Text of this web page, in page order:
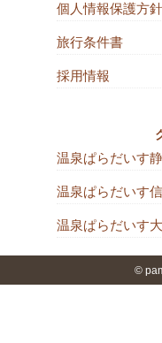
個人情報保護方針
旅行条件書
採用情報
温泉ぱらだいす
温泉ぱらだいす
温泉ぱらだいす
©